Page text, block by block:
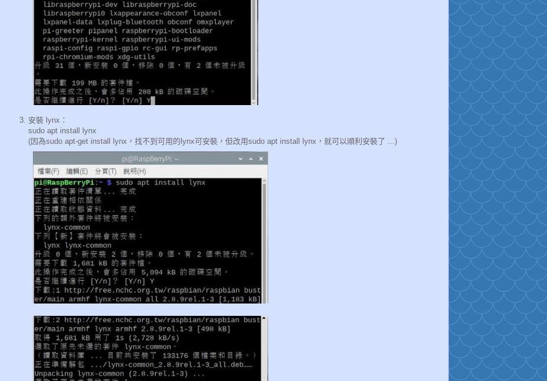
安裝 lynx：
sudo apt install lynx
(因為sudo apt-get install lynx，找不到可用的lynx可安裝，但改用sudo apt install lynx，就可以順利安裝了 ...)